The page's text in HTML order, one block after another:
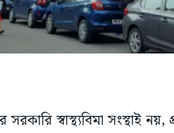
স্বাস্থ্যবিমা সংস্থাই